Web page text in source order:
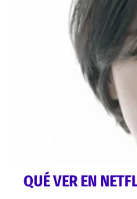
QUÉ VER EN